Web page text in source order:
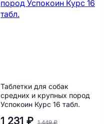
Таблетки для собак
средних и крупных пород
Успокоин Курс 16 табл.
1 231 ₽ 1 449 ₽